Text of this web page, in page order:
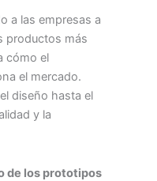
a las empresas a
productos más
cómo el
el mercado.
diseño hasta el
y la
de los prototipos